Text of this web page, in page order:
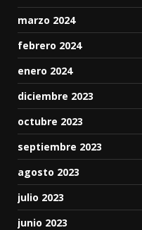
marzo 2024
febrero 2024
enero 2024
diciembre 2023
octubre 2023
septiembre 2023
agosto 2023
julio 2023
junio 2023